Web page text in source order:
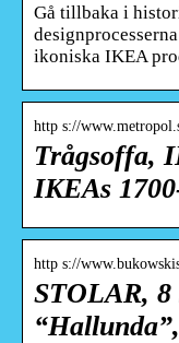
Gå tillbaka i
ikoniska IKEA
http s://
Trågsoffa,
IKEAs
http s://
STOLAR, 8